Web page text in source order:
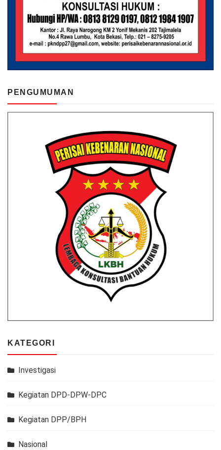
PENGUMUMAN
KATEGORI
Investigasi
Kegiatan DPD-DPW-DPC
Kegiatan DPP/BPH
Nasional